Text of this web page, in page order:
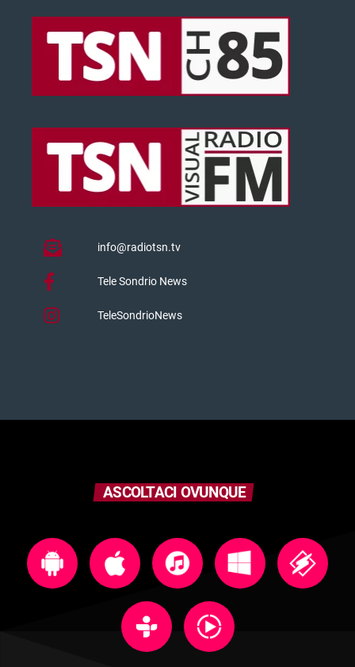
info@radiotsn.tv
Tele Sondrio News
TeleSondrioNews
ASCOLTACI OVUNQUE